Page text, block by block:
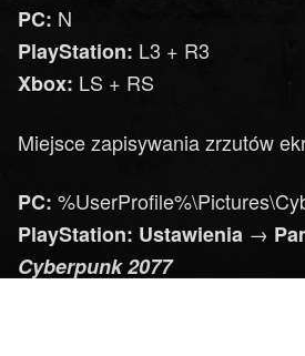
PC: N
PlayStation: L3 + R3
Xbox: LS + RS
Miejsce zapisywania zrzutów
PC:
PlayStation: Ustawienia →
Cyberpunk 2077